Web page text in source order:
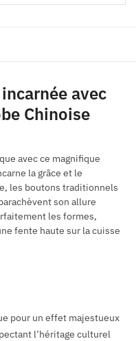
avec
Chinoise
avec ce magnifique
la grâce et le
les boutons traditionnels
son allure
les formes,
fente haute sur la cuisse
pour un effet majestueux
l’héritage culturel